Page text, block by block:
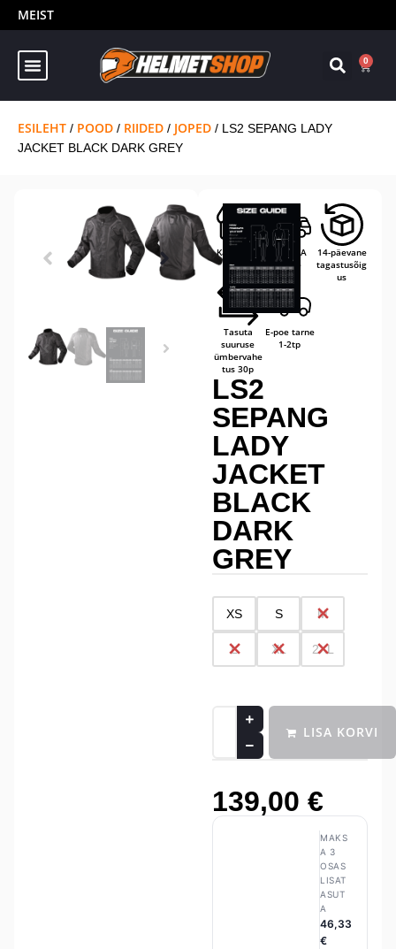
MEIST
0
ESILEHT / POOD / RIIDED / JOPED / LS2 SEPANG LADY
JACKET BLACK DARK GREY
Kaupluses
kohal
TASUTA
tarne
14-päevane
tagastusõig
us
Tasuta
suuruse
ümbervahe
tus 30p
E-poe tarne
1-2tp
LS2
SEPANG
LADY
JACKET
BLACK
DARK
GREY
XS S M
L XL 2XL
LISA KORVI
139,00 €
MAKS
A 3
OSAS
LISAT
ASUT
A
46,33
€